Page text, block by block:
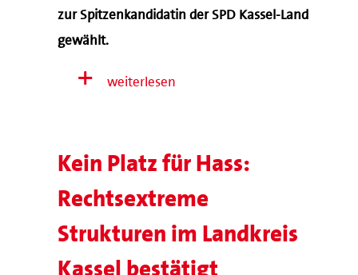
zur Spitzenkandidatin der SPD Kassel-Land
gewählt.
weiterlesen
Kein Platz für Hass:
Rechtsextreme
Strukturen im Landkreis